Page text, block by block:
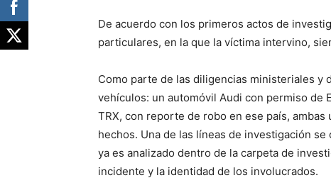
De acuerdo con los primeros actos de
particulares, en la que la víctima intervino,
Como parte de las diligencias ministeriales y
vehículos: un automóvil Audi con permiso de
TRX, con reporte de robo en ese país,
hechos. Una de las líneas de investigación
ya es analizado dentro de la carpeta de
incidente y la identidad de los involucrados.